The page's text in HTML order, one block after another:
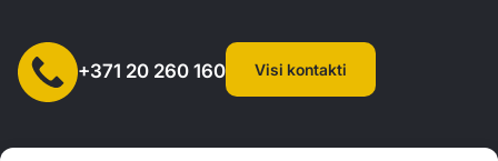
+371 20 260 160 Visi kontakti